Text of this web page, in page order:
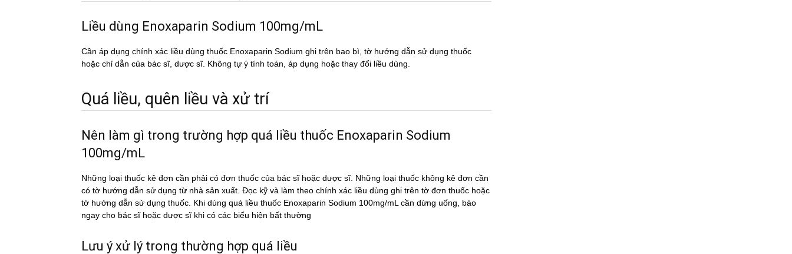
Liều dùng Enoxaparin Sodium 100mg/mL
Cần áp dụng chính xác liều dùng thuốc Enoxaparin Sodium ghi trên bao bì, tờ hướng dẫn sử dụng thuốc
hoặc chỉ dẫn của bác sĩ, dược sĩ. Không tự ý tính toán, áp dụng hoặc thay đổi liều dùng.
Quá liều, quên liều và xử trí
Nên làm gì trong trường hợp quá liều thuốc Enoxaparin Sodium
100mg/mL
Những loại thuốc kê đơn cần phải có đơn thuốc của bác sĩ hoặc dược sĩ. Những loại thuốc không kê đơn cần
có tờ hướng dẫn sử dụng từ nhà sản xuất. Đọc kỹ và làm theo chính xác liều dùng ghi trên tờ đơn thuốc hoặc
tờ hướng dẫn sử dụng thuốc. Khi dùng quá liều thuốc Enoxaparin Sodium 100mg/mL cần dừng uống, báo
ngay cho bác sĩ hoặc dược sĩ khi có các biểu hiện bất thường
Lưu ý xử lý trong thường hợp quá liều